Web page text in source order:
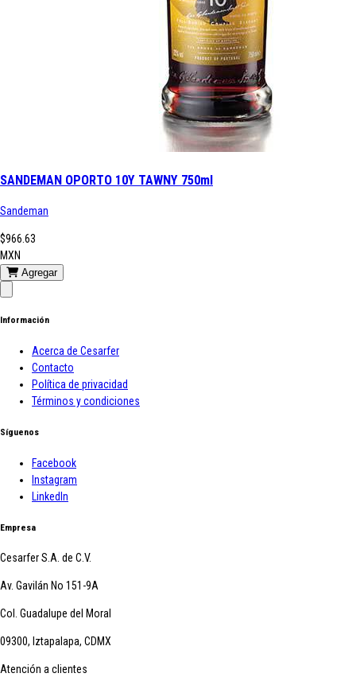
SANDEMAN OPORTO 10Y TAWNY 750ml
Sandeman
$966.63
MXN
Agregar
Información
Acerca de Cesarfer
Contacto
Política de privacidad
Términos y condiciones
Síguenos
Facebook
Instagram
LinkedIn
Empresa
Cesarfer S.A. de C.V.
Av. Gavilán No 151-9A
Col. Guadalupe del Moral
09300, Iztapalapa, CDMX
Atención a clientes